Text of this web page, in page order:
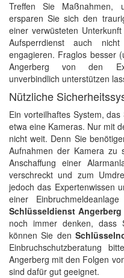
Treffen Sie Maßnahmen,
ersparen Sie sich den
einer verwüsteten
Aufsperrdienst auch
engagieren. Fraglos besser
Angerberg von den
unverbindlich unterstützen
Nützliche
Ein vorteilhaftes System,
etwa eine Kameras. Nur mit
nicht weit. Denn Sie
Aufnahmen der Kamera zu
Anschaffung einer
verschreckt und zum
jedoch das Expertenwissen
einer
Schlüsseldienst Angerberg
noch immer denken, dass
können Sie den
Einbruchschutzberatung
Angerberg mit den Folgen
sind dafür gut geeignet.